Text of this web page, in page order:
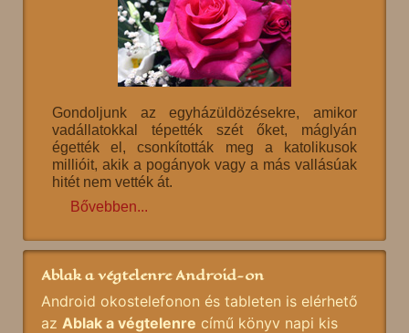
Gondoljunk az egyházüldözésekre, amikor
vadállatokkal tépették szét őket, máglyán
égették el, csonkították meg a katolikusok
millióit, akik a pogányok vagy a más vallásúak
hitét nem vették át.
Bővebben...
Ablak a végtelenre Android-on
Android okostelefonon és tableten is elérhető
az Ablak a végtelenre című könyv napi kis